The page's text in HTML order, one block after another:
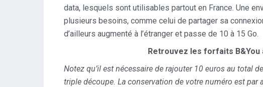
data, lesquels sont utilisables partout en France. Une
plusieurs besoins, comme celui de partager sa
d’ailleurs augmenté à l’étranger et passe de 10 à 15 Go.
Retrouvez les forfaits B&You
Notez qu’il est nécessaire de rajouter 10 euros au total
triple découpe. La conservation de votre numéro est